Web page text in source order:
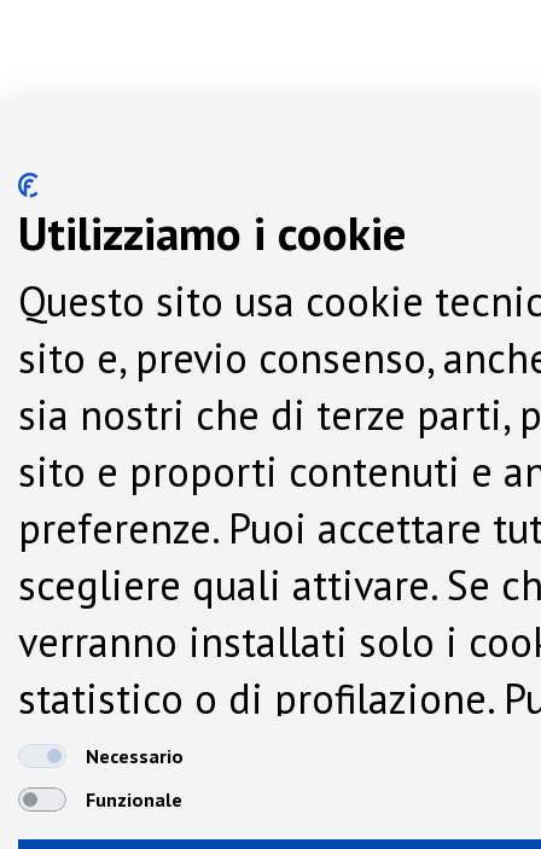
Utilizziamo i cookie
Questo sito usa cookie
sito e, previo consenso,
sia nostri che di terze parti,
sito e proporti contenuti e
preferenze. Puoi accettare
scegliere quali attivare. Se
verranno installati solo i
statistico o di profilazione.
dalla Cookie Policy.
Necessario
Funzionale